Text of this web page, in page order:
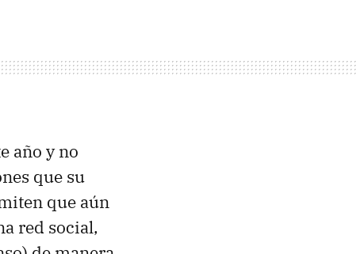
año y no
que su
que aún
red social,